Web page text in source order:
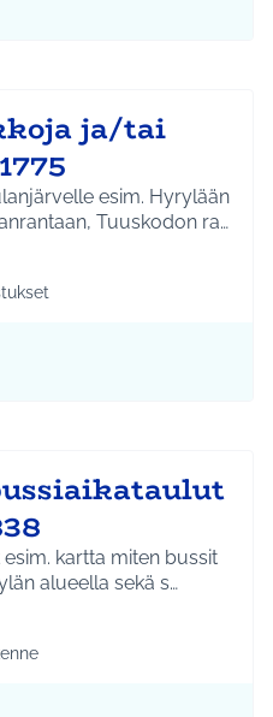
ja/tai
esim. Hyrylään
Tuuskodon ra…
Hyrylä
mukaan: Liikunta ja
kartta miten bussit
alueella sekä s…
Koko Tuusula
teeman mukaan: Infra ja liikenne